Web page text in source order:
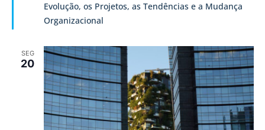
Evolução, os Projetos, as Tendências e a Mudança
Organizacional
SEG
20